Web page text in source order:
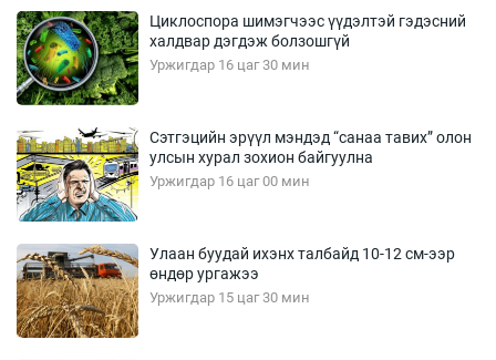
Циклоспора шимэгчээс үүдэлтэй гэдэсний
халдвар дэгдэж болзошгүй
Уржигдар 16 цаг 30 мин
Сэтгэцийн эрүүл мэндэд “санаа тавих” олон
улсын хурал зохион байгуулна
Уржигдар 16 цаг 00 мин
Улаан буудай ихэнх талбайд 10-12 см-ээр
өндөр ургажээ
Уржигдар 15 цаг 30 мин